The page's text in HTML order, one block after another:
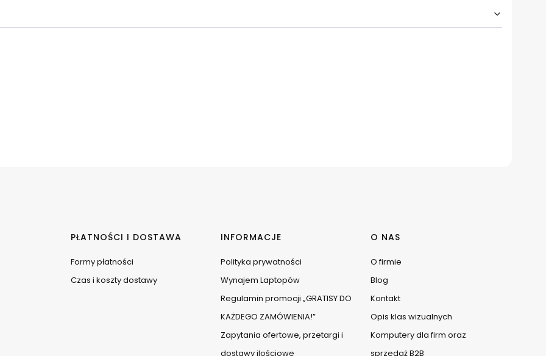
PŁATNOŚCI I DOSTAWA
Formy płatności
Czas i koszty dostawy
INFORMACJE
Polityka prywatności
Wynajem Laptopów
Regulamin promocji „GRATISY DO
KAŻDEGO ZAMÓWIENIA!”
Zapytania ofertowe, przetargi i
dostawy ilościowe
O NAS
O firmie
Blog
Kontakt
Opis klas wizualnych
Komputery dla firm oraz
sprzedaż B2B